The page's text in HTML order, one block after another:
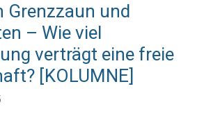
Grenzzaun und
– Wie viel
verträgt eine freie
[KOLUMNE]